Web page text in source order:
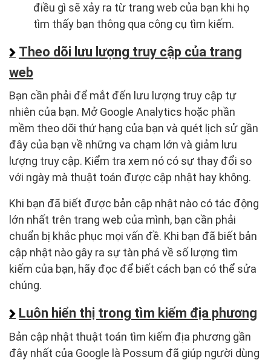
điều gì sẽ xảy ra từ trang web của bạn khi họ
tìm thấy bạn thông qua công cụ tìm kiếm.
Theo dõi lưu lượng truy cập của trang
web
Bạn cần phải để mắt đến lưu lượng truy cập tự
nhiên của bạn. Mở Google Analytics hoặc phần
mềm theo dõi thứ hạng của bạn và quét lịch sử gần
đây của bạn về những va chạm lớn và giảm lưu
lượng truy cập. Kiểm tra xem nó có sự thay đổi so
với ngày mà thuật toán được cập nhật hay không.
Khi bạn đã biết được bản cập nhật nào có tác động
lớn nhất trên trang web của mình, bạn cần phải
chuẩn bị khắc phục mọi vấn đề. Khi bạn đã biết bản
cập nhật nào gây ra sự tàn phá về số lượng tìm
kiếm của bạn, hãy đọc để biết cách bạn có thể sửa
chúng.
Luôn hiển thị trong tìm kiếm địa phương
Bản cập nhật thuật toán tìm kiếm địa phương gần
đây nhất của Google là Possum đã giúp người dùng